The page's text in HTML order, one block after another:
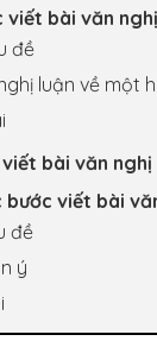
viết bài văn
đề
luận về một
viết bài văn
bước viết bài
đề
ý